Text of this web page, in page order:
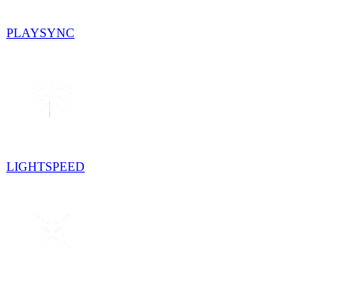
PLAYSYNC
LIGHTSPEED